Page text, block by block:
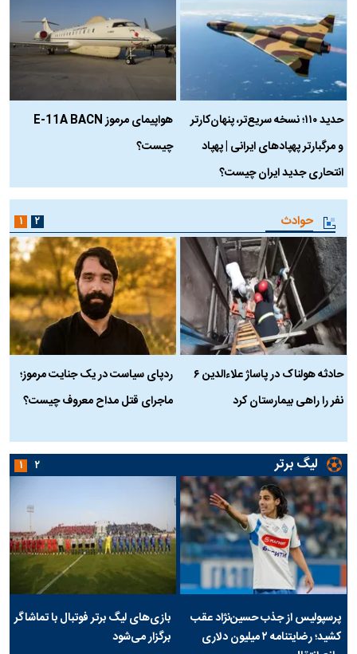
حدید ۱۱۰؛ نسخه سریع‌تر، پنهان‌کارتر
و مرگبارتر پهپادهای ایرانی | پهپاد
انتحاری جدید ایران چیست؟
هواپیمای مرموز E-11A BACN
چیست؟
حوادث
حادثه هولناک در پاساژ علاءالدین ۶
نفر را راهی بیمارستان کرد
ردپای سیاست در یک جنایت مرموز؛
ماجرای قتل مداح معروف چیست؟
۱ ۲
لیگ برتر
پرسپولیس از جذب حسین‌نژاد عقب
کشید؛ رضایتنامه ۲ میلیون دلاری
بازی‌های لیگ برتر فوتبال با تماشاگر
برگزار می‌شود
۱ ۲